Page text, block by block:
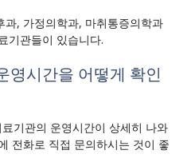
과, 가정의학과, 마취통증의학과
기관들이 있습니다.
영시간을 어떻게 확인
기관의 운영시간이 상세히 나와
전화로 직접 문의하시는 것이 좋